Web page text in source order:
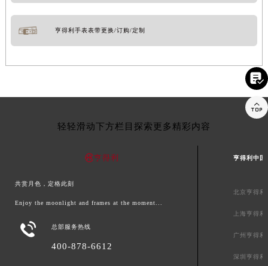
亨得利手表表带更换/订购/定制
轻轻滑动下方栏目探索更多精彩内容
共赏月色，定格此刻
Enjoy the moonlight and frames at the moment...
 总部服务热线
400-878-6612
亨得利中国
北京亨得利
上海亨得
广州亨得利
深圳亨得利

